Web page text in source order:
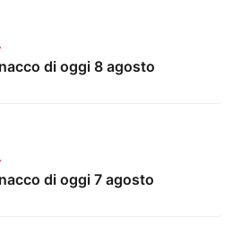
di oggi 8 agosto
di oggi 7 agosto